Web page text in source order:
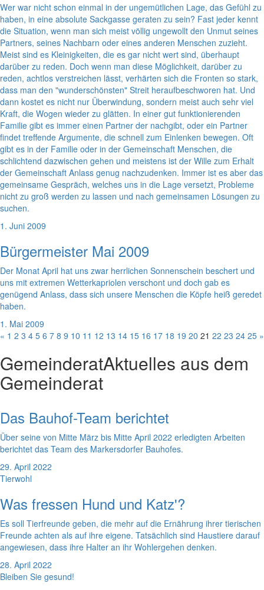
Wer war nicht schon einmal in der ungemütlichen Lage, das Gefühl zu
haben, in eine absolute Sackgasse geraten zu sein? Fast jeder kennt
die Situation, wenn man sich meist völlig ungewollt den Unmut seines
Partners, seines Nachbarn oder eines anderen Menschen zuzieht.
Meist sind es Kleinigkeiten, die es gar nicht wert sind, überhaupt
darüber zu reden. Doch wenn man diese Möglichkeit, darüber zu
reden, achtlos verstreichen lässt, verhärten sich die Fronten so stark,
dass man den "wunderschönsten" Streit heraufbeschworen hat. Und
dann kostet es nicht nur Überwindung, sondern meist auch sehr viel
Kraft, die Wogen wieder zu glätten. In einer gut funktionierenden
Familie gibt es immer einen Partner der nachgibt, oder ein Partner
findet treffende Argumente, die schnell zum Einlenken bewegen. Oft
gibt es in der Familie oder in der Gemeinschaft Menschen, die
schlichtend dazwischen gehen und meistens ist der Wille zum Erhalt
der Gemeinschaft Anlass genug nachzudenken. Immer ist es aber das
gemeinsame Gespräch, welches uns in die Lage versetzt, Probleme
nicht zu groß werden zu lassen und nach gemeinsamen Lösungen zu
suchen.
1. Juni 2009
Bürgermeister Mai 2009
Der Monat April hat uns zwar herrlichen Sonnenschein beschert und
uns mit extremen Wetterkapriolen verschont und doch gab es
genügend Anlass, dass sich unsere Menschen die Köpfe heiß geredet
haben.
1. Mai 2009
« 1 2 3 4 5 6 7 8 9 10 11 12 13 14 15 16 17 18 19 20 21 22 23 24 25 »
GemeinderatAktuelles aus dem
Gemeinderat
Das Bauhof-Team berichtet
Über seine von Mitte März bis Mitte April 2022 erledigten Arbeiten
berichtet das Team des Markersdorfer Bauhofes.
29. April 2022
Tierwohl
Was fressen Hund und Katz'?
Es soll Tierfreunde geben, die mehr auf die Ernährung ihrer tierischen
Freunde achten als auf ihre eigene. Tatsächlich sind Haustiere darauf
angewiesen, dass ihre Halter an ihr Wohlergehen denken.
28. April 2022
Bleiben Sie gesund!